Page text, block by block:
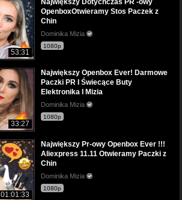
53:31
Największy Dotychczas PR -owy
OpenboxOtwieramy Stos Paczek z
Chin
Dominika Mizia
1080p
33:27
Największy Openbox Ever! Darmowe
Paczki PR I Świecące Buty
Elektronika I Mizia
Dominika Mizia
1080p
01:01:33
Największy Pr-owy Openbox Ever !!!
Aliexpress 11.11 Otwieramy Paczki z
Chin
Dominika Mizia
1080p